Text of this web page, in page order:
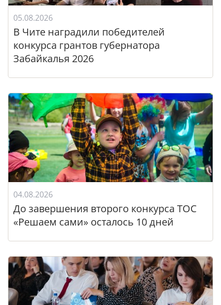
05.08.2026
В Чите наградили победителей
конкурса грантов губернатора
Забайкалья 2026
04.08.2026
До завершения второго конкурса ТОС
«Решаем сами» осталось 10 дней